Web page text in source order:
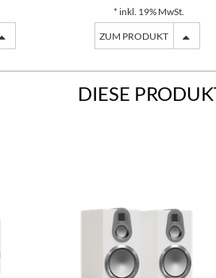
* inkl. 19% MwSt.
ZUM PRODUKT
DIESE